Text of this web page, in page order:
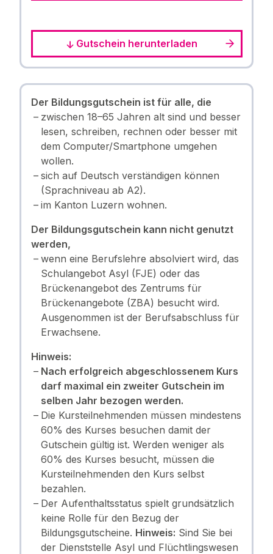
Gutschein herunterladen
Der Bildungsgutschein ist für alle, die
zwischen 18–65 Jahren alt sind und besser
lesen, schreiben, rechnen oder besser mit
dem Computer/Smartphone umgehen
wollen.
sich auf Deutsch verständigen können
(Sprachniveau ab A2).
im Kanton Luzern wohnen.
Der Bildungsgutschein kann nicht genutzt
werden,
wenn eine Berufslehre absolviert wird, das
Schulangebot Asyl (FJE) oder das
Brückenangebot des Zentrums für
Brückenangebote (ZBA) besucht wird.
Ausgenommen ist der Berufsabschluss für
Erwachsene.
Hinweis:
Nach erfolgreich abgeschlossenem Kurs
darf maximal ein zweiter Gutschein im
selben Jahr bezogen werden.
Die Kursteilnehmenden müssen mindestens
60% des Kurses besuchen damit der
Gutschein gültig ist. Werden weniger als
60% des Kurses besucht, müssen die
Kursteilnehmenden den Kurs selbst
bezahlen.
Der Aufenthaltsstatus spielt grundsätzlich
keine Rolle für den Bezug der
Bildungsgutscheine. Hinweis: Sind Sie bei
der Dienststelle Asyl und Flüchtlingswesen